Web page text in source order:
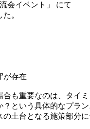
会イベント」 にて
。
が存在
も重要なのは、タイミ
？という具体的なプラ
土台となる施策部分